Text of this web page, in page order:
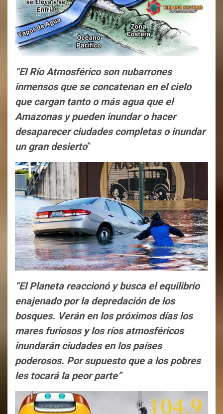
“El Río Atmosférico son nubarrones
inmensos que se concatenan en el cielo
que cargan tanto o más agua que el
Amazonas y pueden inundar o hacer
desaparecer ciudades completas o inundar
un gran desierto“
“El Planeta reaccionó y busca el equilibrio
enajenado por la depredación de los
bosques. Verán en los próximos días los
mares furiosos y los ríos atmosféricos
inundarán ciudades en los países
poderosos. Por supuesto que a los pobres
les tocará la peor parte”